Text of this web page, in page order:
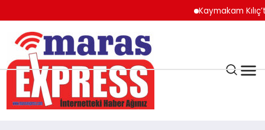
Kaymakam Kılıç’tan
K.MARAŞ